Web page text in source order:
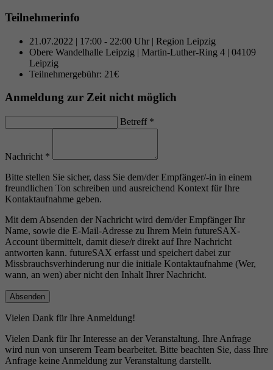
Teilnehmerinfo
21.07.2022 | 17:00 - 22:00 Uhr | Region Leipzig
Obere Wandelhalle Leipzig | Martin-Luther-Ring 4 | 04109
Leipzig
Teilnehmergebühr: 21€
Anmeldung zur Zeit nicht möglich
Betreff *
Nachricht *
Bitte stellen Sie sicher, dass Sie dem/der Empfänger/-in in einem
freundlichen Ton schreiben und ausreichend Kontext für Ihre
Kontaktaufnahme geben.
Mit dem Absenden der Nachricht wird dem/der Empfänger Ihr
Name, sowie die E-Mail-Adresse zu Ihrem Mein futureSAX-
Account übermittelt, damit diese/r direkt auf Ihre Nachricht
antworten kann. futureSAX erfasst und speichert dabei zur
Missbrauchsverhinderung nur die initiale Kontaktaufnahme (Wer,
wann, an wen) aber nicht den Inhalt Ihrer Nachricht.
Vielen Dank für Ihre Anmeldung!
Vielen Dank für Ihr Interesse an der Veranstaltung. Ihre Anfrage
wird nun von unserem Team bearbeitet. Bitte beachten Sie, dass Ihre
Anfrage keine Anmeldung zur Veranstaltung darstellt.